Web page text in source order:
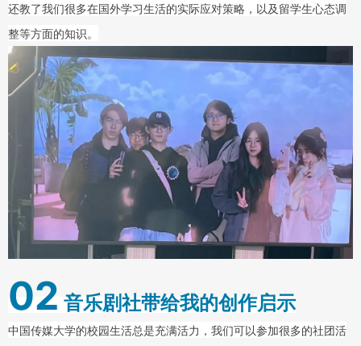
还教了我们很多在国外学习生活的实际应对策略，以及留学生心态调
整等方面的知识。
02 音乐剧社带给我的创作启示
中国传媒大学的校园生活总是充满活力，我们可以参加很多的社团活